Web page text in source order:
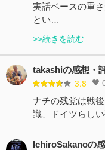
実話ベースの重
とい…
>>続きを読む
takashiの感想・
3.8
ナチの残党は戦
識、ドイツらしい
IchiroSakanoの